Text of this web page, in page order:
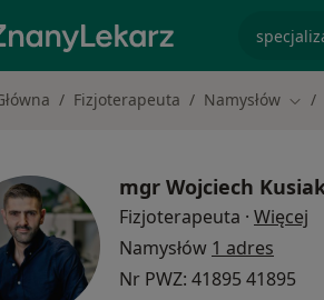
Fizjoterapeuta Namysłów
mgr Wojciech
Fizjoterapeuta · Więcej
Namysłów 1 adres
Nr PWZ: 41895 41895